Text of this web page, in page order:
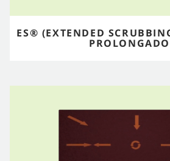
ES® (EXTENDED